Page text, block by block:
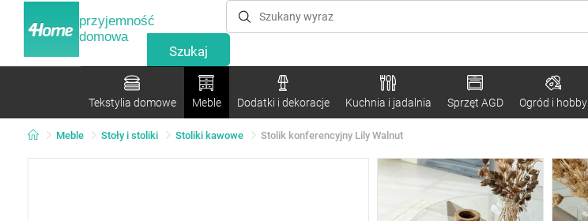
przyjemność
domowa
Tekstylia domowe Meble Dodatki i dekoracje Kuchnia i jadalnia Sprzęt AGD Ogród i hobby
Meble Stoły i stoliki Stoliki kawowe Stolik konferencyjny Lily Walnut